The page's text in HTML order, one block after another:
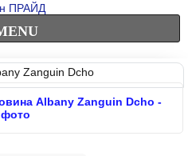
Zanguin Dcho